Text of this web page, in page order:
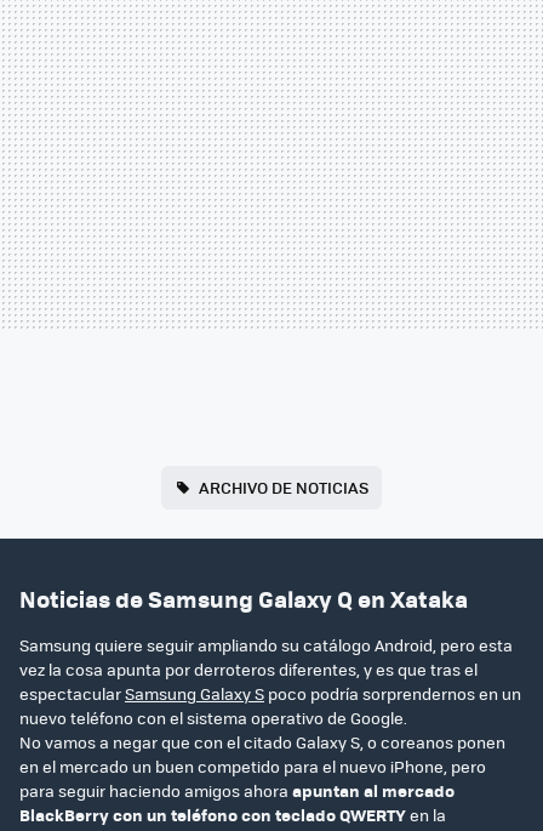
ARCHIVO DE NOTICIAS
Noticias de Samsung Galaxy Q en Xataka
Samsung quiere seguir ampliando su catálogo Android, pero esta
vez la cosa apunta por derroteros diferentes, y es que tras el
espectacularSamsung Galaxy S poco podría sorprendernos en un
nuevo teléfono con el sistema operativo de Google.
No vamos a negar que con el citado Galaxy S, o coreanos ponen
en el mercado un buen competido para el nuevo iPhone, pero
para seguir haciendo amigos ahora apuntan al mercado
BlackBerry con un teléfono con teclado QWERTYen la